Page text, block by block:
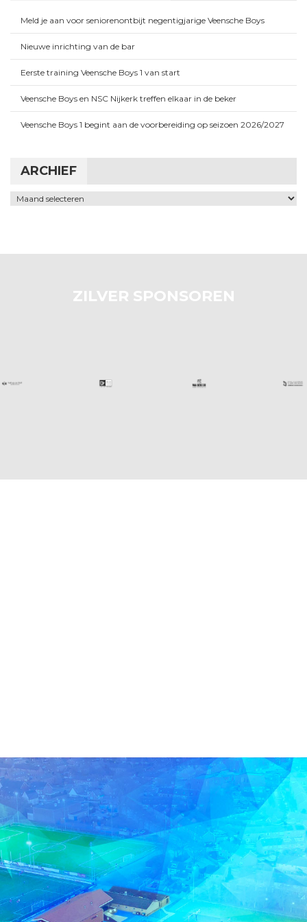
Meld je aan voor seniorenontbijt negentigjarige Veensche Boys
Nieuwe inrichting van de bar
Eerste training Veensche Boys 1 van start
Veensche Boys en NSC Nijkerk treffen elkaar in de beker
Veensche Boys 1 begint aan de voorbereiding op seizoen 2026/2027
ARCHIEF
Archief
ZILVER SPONSOREN